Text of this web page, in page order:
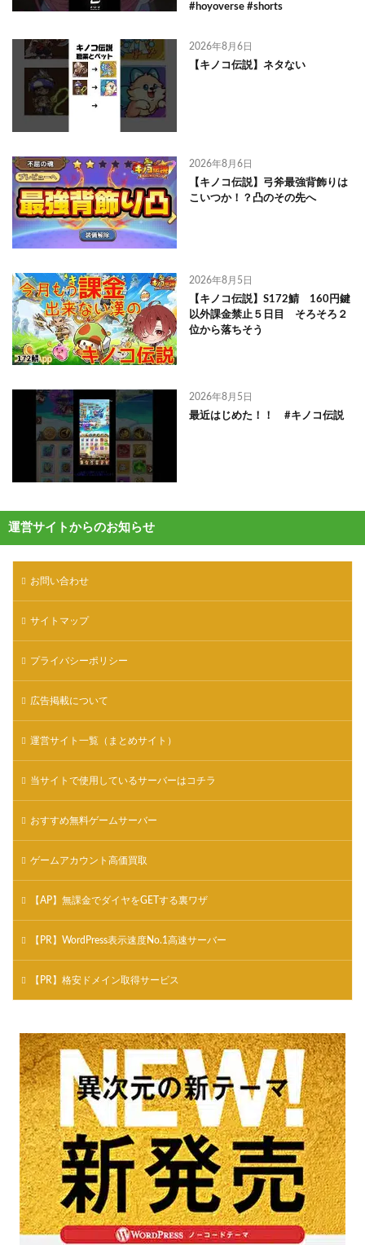
#hoyoverse #shorts
2026年8月6日
【キノコ伝説】ネタない
2026年8月6日
【キノコ伝説】弓斧最強背飾りは
こいつか！？凸のその先へ
2026年8月5日
【キノコ伝説】S172鯖 160円鍵
以外課金禁止５日目 そろそろ２
位から落ちそう
2026年8月5日
最近はじめた！！ #キノコ伝説
運営サイトからのお知らせ
お問い合わせ
サイトマップ
プライバシーポリシー
広告掲載について
運営サイト一覧（まとめサイト）
当サイトで使用しているサーバーはコチラ
おすすめ無料ゲームサーバー
ゲームアカウント高価買取
【AP】無課金でダイヤをGETする裏ワザ
【PR】WordPress表示速度No.1高速サーバー
【PR】格安ドメイン取得サービス